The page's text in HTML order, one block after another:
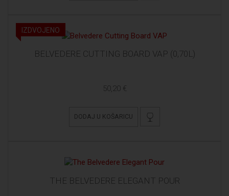
IZDVOJENO
BELVEDERE CUTTING BOARD VAP (0,70L)
50,20 €
DODAJ U KOŠARICU
THE BELVEDERE ELEGANT POUR